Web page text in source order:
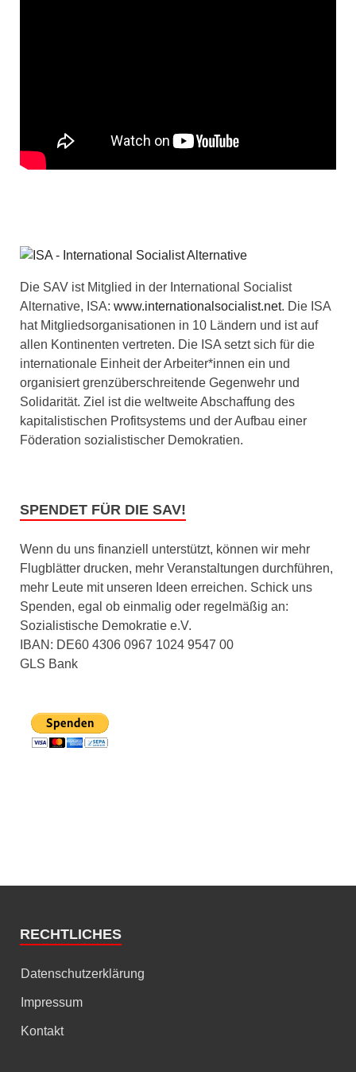
Die SAV ist Mitglied in der International Socialist
Alternative, ISA: www.internationalsocialist.net. Die ISA
hat Mitgliedsorganisationen in 10 Ländern und ist auf
allen Kontinenten vertreten. Die ISA setzt sich für die
internationale Einheit der Arbeiter*innen ein und
organisiert grenzüberschreitende Gegenwehr und
Solidarität. Ziel ist die weltweite Abschaffung des
kapitalistischen Profitsystems und der Aufbau einer
Föderation sozialistischer Demokratien.
SPENDET FÜR DIE SAV!
Wenn du uns finanziell unterstützt, können wir mehr
Flugblätter drucken, mehr Veranstaltungen durchführen,
mehr Leute mit unseren Ideen erreichen. Schick uns
Spenden, egal ob einmalig oder regelmäßig an:
Sozialistische Demokratie e.V.
IBAN: DE60 4306 0967 1024 9547 00
GLS Bank
RECHTLICHES
Datenschutzerklärung
Impressum
Kontakt